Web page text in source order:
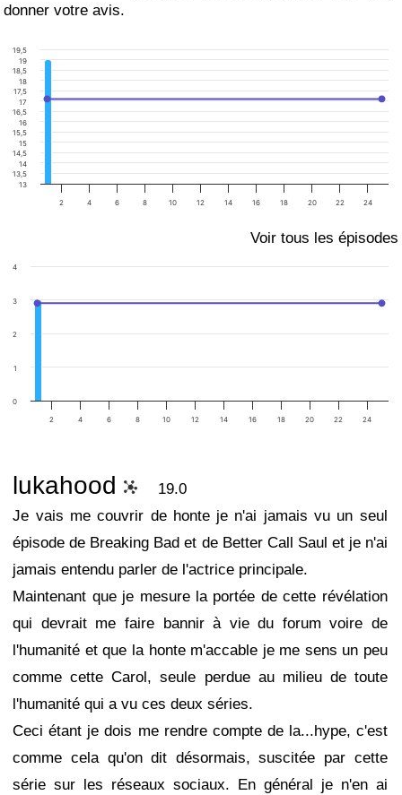
donner votre avis.
2 4 6 8 10 12 14 16 18 20 22 24
13
13,5
14
14,5
15
15,5
16
16,5
17
17,5
18
18,5
19
19,5
Voir tous les épisodes
2 4 6 8 10 12 14 16 18 20 22 24
0
1
2
3
4
lukahood
19.0
Je vais me couvrir de honte je n'ai jamais vu un seul
épisode de Breaking Bad et de Better Call Saul et je n'ai
jamais entendu parler de l'actrice principale.
Maintenant que je mesure la portée de cette révélation
qui devrait me faire bannir à vie du forum voire de
l'humanité et que la honte m'accable je me sens un peu
comme cette Carol, seule perdue au milieu de toute
l'humanité qui a vu ces deux séries.
Ceci étant je dois me rendre compte de la...hype, c'est
comme cela qu'on dit désormais, suscitée par cette
série sur les réseaux sociaux. En général je n'en ai